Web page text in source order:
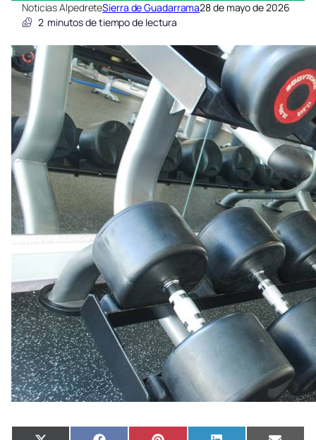
Noticias AlpedreteSierra de Guadarrama28 de mayo de 2026
2 minutos de tiempo de lectura